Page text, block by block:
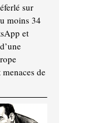
sur
moins 34
et
de